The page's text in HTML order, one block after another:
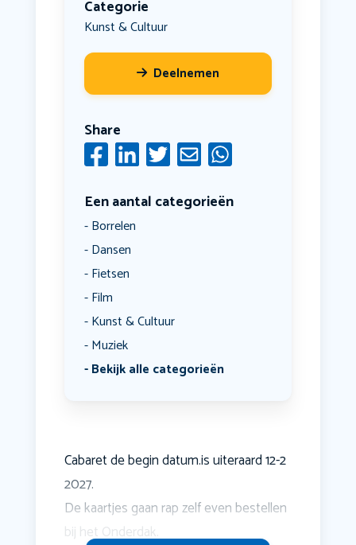
Categorie
Kunst & Cultuur
Deelnemen
Share
Een aantal categorieën
Borrelen
Dansen
Fietsen
Film
Kunst & Cultuur
Muziek
Bekijk alle categorieën
Cabaret de begin datum.is uiteraard 12-2
2027.
De kaartjes gaan rap zelf even bestellen
bij het Onderdak.